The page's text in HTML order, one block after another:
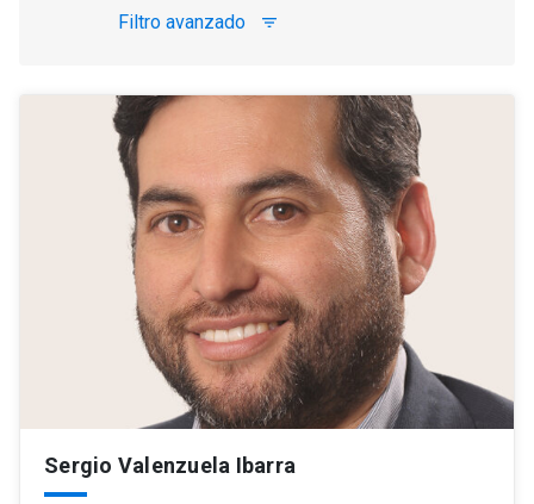
Filtro avanzado filter_list
Sergio Valenzuela Ibarra